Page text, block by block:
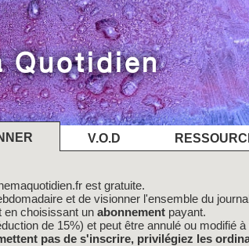
Quotidien
V.O.D
est gratuite.
et de visionner l'ensemble du
en choisissant un abonnementpayant.
de 15%) et peut être annulé ou modifié
pas de s'inscrire, privilégiez les